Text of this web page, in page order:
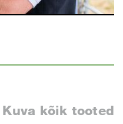
Kuva kõik tooted